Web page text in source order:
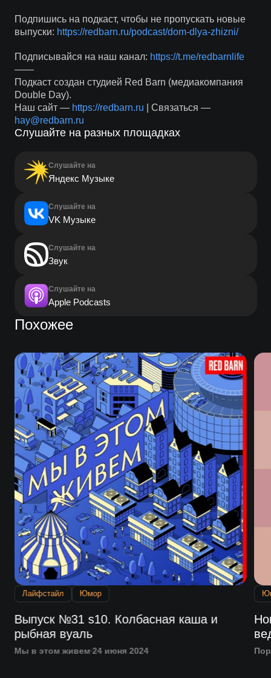
Подпишись на подкаст, чтобы не пропускать новые
выпуски: https://redbarn.ru/podcast/dom-dlya-zhizni/
Подписывайся на наш канал: https://t.me/redbarnlife
——
Подкаст создан студией Red Barn (медиакомпания
Double Day).
Наш сайт — https://redbarn.ru | Связаться —
hay@redbarn.ru
Слушайте на разных площадках
Слушайте на
Яндекс Музыке
Слушайте на
VK Музыке
Слушайте на
Звук
Слушайте на
Apple Podcasts
Похожее
Лайфстайл Юмор
Выпуск №31 s10. Колбасная каша и
рыбная вуаль
Мы в этом живем 24 июня 2024